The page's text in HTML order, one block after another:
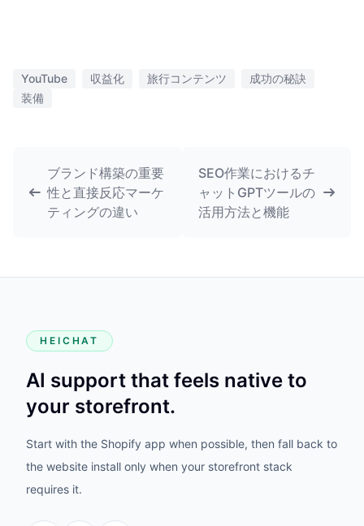
YouTube 収益化 旅行コンテンツ
成功の秘訣
装備
ブランド構築の重要
性と直接反応マーケ
ティングの違い
SEO作業におけるチ
ャットGPTツールの
活用方法と機能
HEICHAT
AI support that feels native to
your storefront.
Start with the Shopify app when possible, then fall back to
the website install only when your storefront stack
requires it.